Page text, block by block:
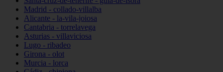
Madrid - collado-villalba
Alicante - la-vila-joiosa
Cantabria - torrelavega
Asturias - villaviciosa
Lugo - ribadeo
Girona - olot
Murcia - lorca